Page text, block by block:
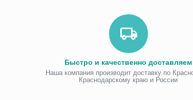
Быстро и качественно доставляем
Наша компания производит доставку по
Краснодарскому краю и России